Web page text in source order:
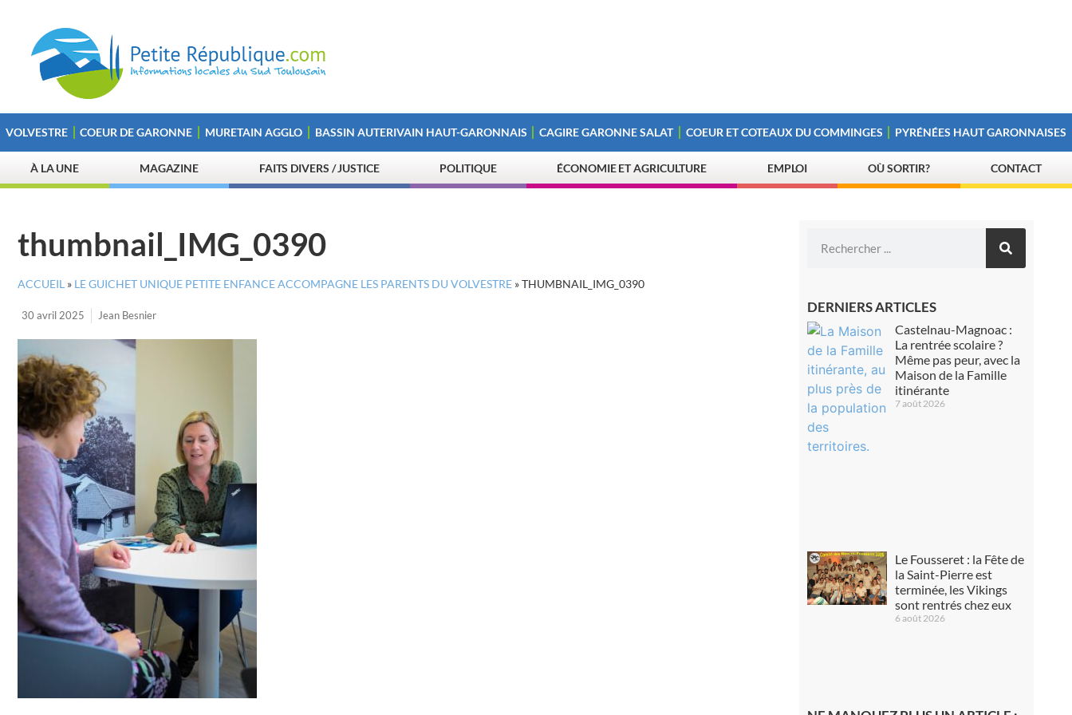
VOLVESTRE COEUR DE GARONNE MURETAIN AGGLO BASSIN AUTERIVAIN HAUT-GARONNAIS CAGIRE GARONNE SALAT COEUR ET COTEAUX DU COMMINGES PYRÉNÉES HAUT GARONNAISES
À LA UNE MAGAZINE FAITS DIVERS / JUSTICE POLITIQUE ÉCONOMIE ET AGRICULTURE EMPLOI OÙ SORTIR? CONTACT
thumbnail_IMG_0390
ACCUEIL » LE GUICHET UNIQUE PETITE ENFANCE ACCOMPAGNE LES PARENTS DU VOLVESTRE »THUMBNAIL_IMG_0390
30 avril 2025 Jean Besnier DERNIERS ARTICLES
Castelnau-Magnoac :
La rentrée scolaire ?
Même pas peur, avec la
Maison de la Famille
itinérante
7 août 2026
Le Fousseret : la Fête de
la Saint-Pierre est
terminée, les Vikings
sont rentrés chez eux
6 août 2026